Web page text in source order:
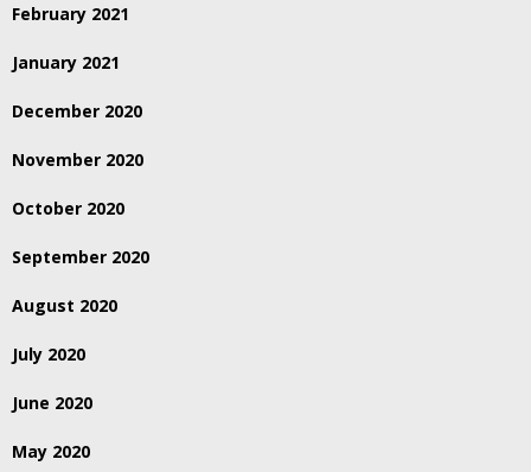
February 2021
January 2021
December 2020
November 2020
October 2020
September 2020
August 2020
July 2020
June 2020
May 2020